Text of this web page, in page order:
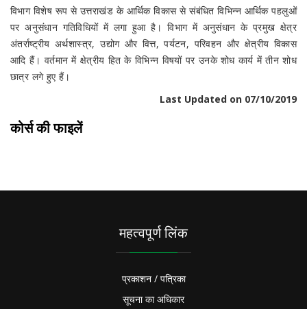
विभाग विशेष रूप से उत्तराखंड के आर्थिक विकास से संबंधित विभिन्न आर्थिक पहलुओं
पर अनुसंधान गतिविधियों में लगा हुआ है। विभाग में अनुसंधान के प्रमुख क्षेत्र
अंतर्राष्ट्रीय अर्थशास्त्र, उद्योग और वित्त, पर्यटन, परिवहन और क्षेत्रीय विकास
आदि हैं। वर्तमान में क्षेत्रीय हित के विभिन्न विषयों पर उनके शोध कार्य में तीन शोध
छात्र लगे हुए हैं।
Last Updated on 07/10/2019
कोर्स की फाइलें
महत्वपूर्ण लिंक
प्रकाशन / पत्रिका
सूचना का अधिकार